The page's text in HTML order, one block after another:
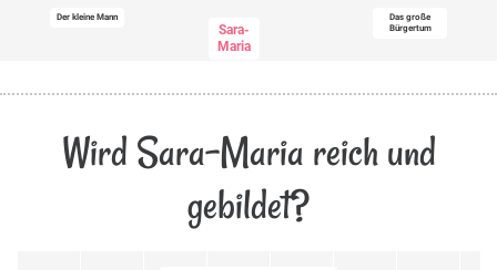
Der kleine Mann
Sara-
Maria
Das große
Bürgertum
Wird Sara-Maria reich und
gebildet?